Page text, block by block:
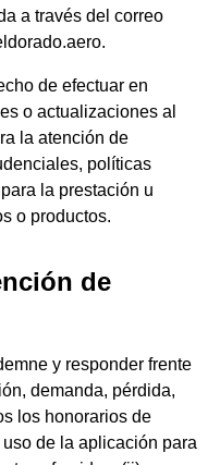
a través del correo
.
de efectuar en
o actualizaciones al
la atención de
políticas
la prestación u
o productos.
de
y responder frente
demanda, pérdida,
los honorarios de
de la aplicación para